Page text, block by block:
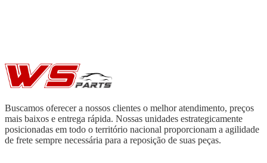
Buscamos oferecer a nossos clientes o melhor atendimento, preços
mais baixos e entrega rápida. Nossas unidades estrategicamente
posicionadas em todo o território nacional proporcionam a agilidade
de frete sempre necessária para a reposição de suas peças.